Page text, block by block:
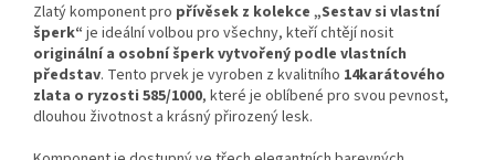
Zlatý komponent pro přívěsek z kolekce „Sestav si vlastní
šperk“ je ideální volbou pro všechny, kteří chtějí nosit
originální a osobní šperk vytvořený podle vlastních
představ. Tento prvek je vyroben z kvalitního 14karátového
zlata o ryzosti 585/1000, které je oblíbené pro svou pevnost,
dlouhou životnost a krásný přirozený lesk.